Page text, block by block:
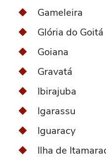
Gameleira
Glória do Goitá
Goiana
Gravatá
Ibirajuba
Igarassu
Iguaracy
Ilha de